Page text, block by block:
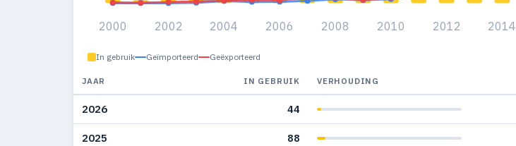
2000 2002 2004 2006 2008 2010 2012 2014
In gebruik Geïmporteerd Geëxporteerd
JAAR IN GEBRUIK VERHOUDING
2026 44
2025 88